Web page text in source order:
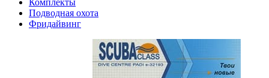
Комплекты
Подводная охота
Фридайвинг